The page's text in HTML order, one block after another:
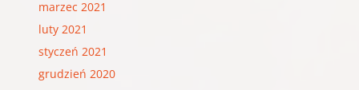
marzec 2021
luty 2021
styczeń 2021
grudzień 2020